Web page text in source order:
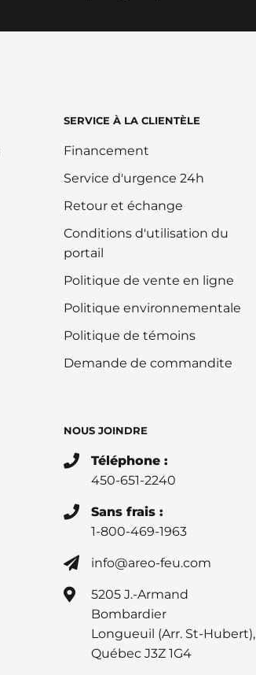
SERVICE À LA CLIENTÈLE
Financement
Service d'urgence 24h
Retour et échange
Conditions d'utilisation du
portail
Politique de vente en ligne
Politique environnementale
Politique de témoins
Demande de commandite
NOUS JOINDRE
Téléphone :
450-651-2240
Sans frais :
1-800-469-1963
info@areo-feu.com
5205 J.-Armand
Bombardier
Longueuil (Arr. St-Hubert),
Québec J3Z 1G4